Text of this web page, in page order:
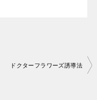
ドクターフラワーズ誘導法